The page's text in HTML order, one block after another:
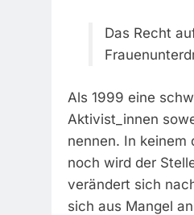
Das Recht
Als 1999 eine
Aktivist_innen
nennen. In
noch wird der
verändert sich
sich aus Mangel